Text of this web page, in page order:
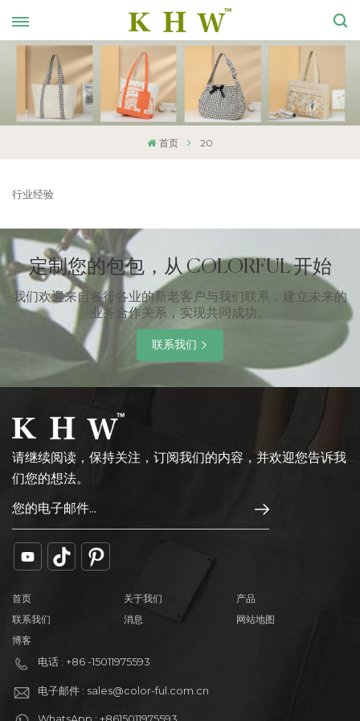
首页 20
行业经验
定制您的包包，从 COLORFUL 开始
我们欢迎来自各行各业的新老客户与我们联系，建立未来的
业务合作关系，实现共同成功。
联系我们
请继续阅读，保持关注，订阅我们的内容，并欢迎您告诉我
们您的想法。
首页 关于我们
产品
联系我们
消息
网站地图
博客
电话 : +86 -15011975593
电子邮件 : sales@color-ful.com.cn